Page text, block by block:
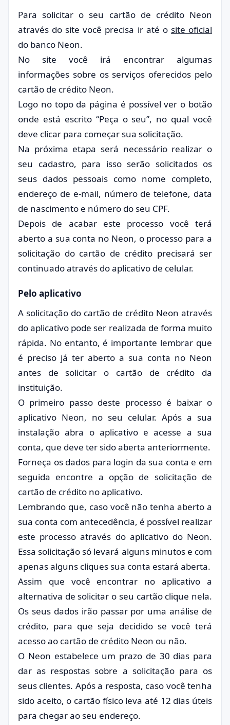
Para solicitar o seu cartão de crédito Neon
através do site você precisa ir até o site oficial
do banco Neon.
No site você irá encontrar algumas
informações sobre os serviços oferecidos pelo
cartão de crédito Neon.
Logo no topo da página é possível ver o botão
onde está escrito “Peça o seu”, no qual você
deve clicar para começar sua solicitação.
Na próxima etapa será necessário realizar o
seu cadastro, para isso serão solicitados os
seus dados pessoais como nome completo,
endereço de e-mail, número de telefone, data
de nascimento e número do seu CPF.
Depois de acabar este processo você terá
aberto a sua conta no Neon, o processo para a
solicitação do cartão de crédito precisará ser
continuado através do aplicativo de celular.
Pelo aplicativo
A solicitação do cartão de crédito Neon através
do aplicativo pode ser realizada de forma muito
rápida. No entanto, é importante lembrar que
é preciso já ter aberto a sua conta no Neon
antes de solicitar o cartão de crédito da
instituição.
O primeiro passo deste processo é baixar o
aplicativo Neon, no seu celular. Após a sua
instalação abra o aplicativo e acesse a sua
conta, que deve ter sido aberta anteriormente.
Forneça os dados para login da sua conta e em
seguida encontre a opção de solicitação de
cartão de crédito no aplicativo.
Lembrando que, caso você não tenha aberto a
sua conta com antecedência, é possível realizar
este processo através do aplicativo do Neon.
Essa solicitação só levará alguns minutos e com
apenas alguns cliques sua conta estará aberta.
Assim que você encontrar no aplicativo a
alternativa de solicitar o seu cartão clique nela.
Os seus dados irão passar por uma análise de
crédito, para que seja decidido se você terá
acesso ao cartão de crédito Neon ou não.
O Neon estabelece um prazo de 30 dias para
dar as respostas sobre a solicitação para os
seus clientes. Após a resposta, caso você tenha
sido aceito, o cartão físico leva até 12 dias úteis
para chegar ao seu endereço.